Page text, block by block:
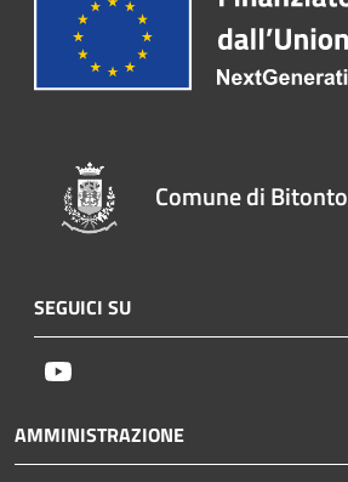
Comune di Bitonto
SEGUICI SU
AMMINISTRAZIONE